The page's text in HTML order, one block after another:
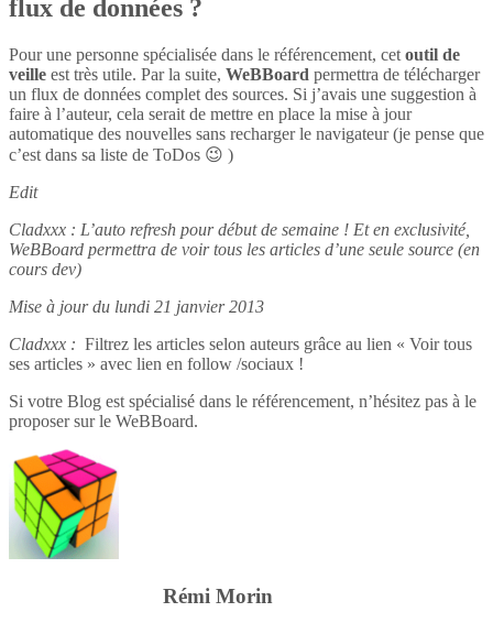
flux de données ?
Pour une personne spécialisée dans le référencement, cet outil de
veille est très utile. Par la suite, WeBBoard permettra de télécharger
un flux de données complet des sources. Si j’avais une suggestion à
faire à l’auteur, cela serait de mettre en place la mise à jour
automatique des nouvelles sans recharger le navigateur (je pense que
c’est dans sa liste de ToDos 😉 )
Edit
Cladxxx : L’auto refresh pour début de semaine ! Et en exclusivité,
WeBBoard permettra de voir tous les articles d’une seule source (en
cours dev)
Mise à jour du lundi 21 janvier 2013
Cladxxx : Filtrez les articles selon auteurs grâce au lien « Voir tous
ses articles » avec lien en follow /sociaux !
Si votre Blog est spécialisé dans le référencement, n’hésitez pas à le
proposer sur le WeBBoard.
Rémi Morin